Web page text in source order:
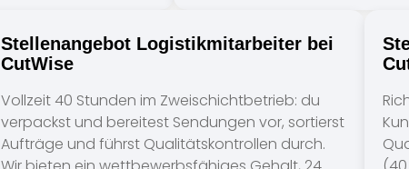
Stellenangebot Logistikmitarbeiter bei
CutWise
Vollzeit 40 Stunden im Zweischichtbetrieb: du
verpackst und bereitest Sendungen vor, sortierst
Aufträge und führst Qualitätskontrollen durch.